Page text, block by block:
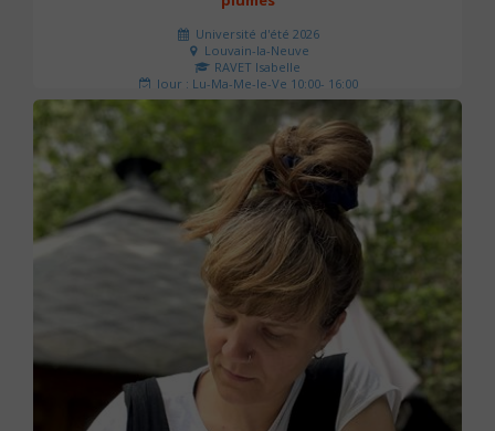
Université d'été 2026
Louvain-la-Neuve
RAVET Isabelle
Jour : Lu-Ma-Me-Je-Ve 10:00- 16:00
Nombre de séances : 2